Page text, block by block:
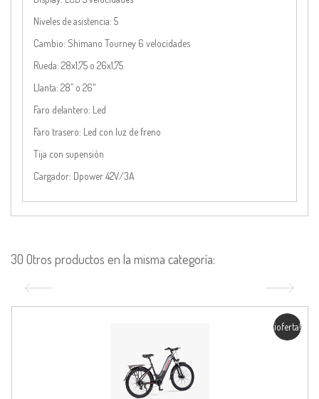
Niveles de asistencia: 5
Cambio: Shimano Tourney 6 velocidades
Rueda: 28x1,75 o 26x1,75
Llanta: 28” o 26"
Faro delantero: Led
Faro trasero: Led con luz de freno
Tija con supensión
Cargador: Dpower 42V/3A
30 Otros productos en la misma categoría:
¡oferta!